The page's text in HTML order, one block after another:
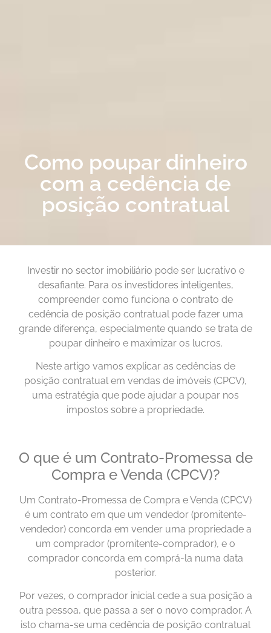
Como poupar dinheiro
com a cedência de
posição contratual
Investir no sector imobiliário pode ser lucrativo e
desafiante. Para os investidores inteligentes,
compreender como funciona o contrato de
cedência de posição contratual pode fazer uma
grande diferença, especialmente quando se trata de
poupar dinheiro e maximizar os lucros.
Neste artigo vamos explicar as cedências de
posição contratual em vendas de imóveis (CPCV),
uma estratégia que pode ajudar a poupar nos
impostos sobre a propriedade.
O que é um Contrato-Promessa de
Compra e Venda (CPCV)?
Um Contrato-Promessa de Compra e Venda (CPCV)
é um contrato em que um vendedor (promitente-
vendedor) concorda em vender uma propriedade a
um comprador (promitente-comprador), e o
comprador concorda em comprá-la numa data
posterior.
Por vezes, o comprador inicial cede a sua posição a
outra pessoa, que passa a ser o novo comprador. A
isto chama-se uma cedência de posição contratual